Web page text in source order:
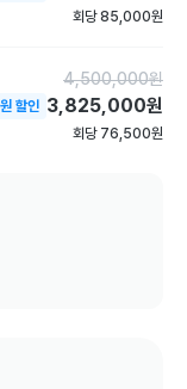
회당 85,000원
4,500,000원
원 할인 3,825,000원
회당 76,500원